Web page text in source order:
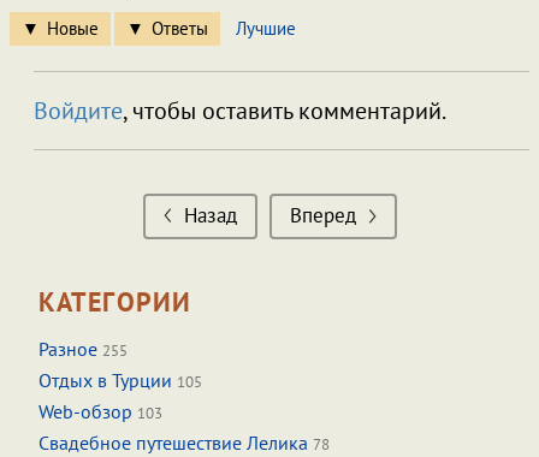
Новые Ответы Лучшие
Войдите, чтобы оставить комментарий.
Назад Вперед
КАТЕГОРИИ
Разное 255
Отдых в Турции 105
Web-обзор 103
Свадебное путешествие Лелика 78